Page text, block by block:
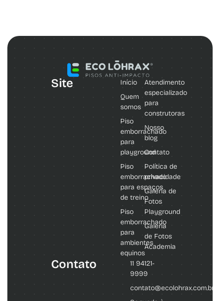
Site
Início
Quem
somos
Piso
emborrachado
para
playground
Piso
emborrachado
para espaços
de treino
Piso
emborrachado
para
ambientes
equinos
Atendimento
especializado
para
construtoras
Nosso
blog
Contato
Política de
privacidade
Galeria de
Fotos
Playground
Galeria
de Fotos
Academia
Contato
11 94121-
9999
contato@ecolohrax.com.br